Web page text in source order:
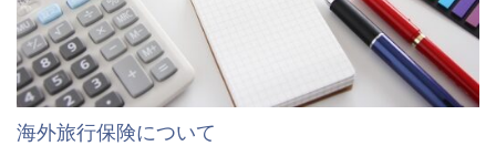
海外旅行保険について